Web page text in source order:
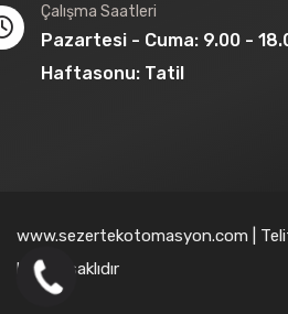
Çalışma Saatleri
Pazartesi - Cuma: 9.00 -
Haftasonu: Tatil
www.sezertekotomasyon.com |
hakları saklıdır